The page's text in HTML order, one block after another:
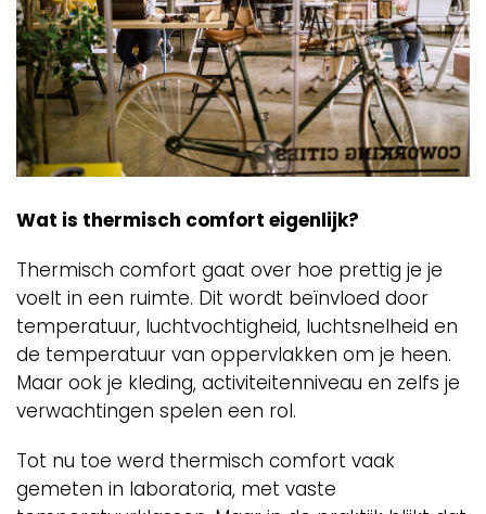
Wat is thermisch comfort eigenlijk?
Thermisch comfort gaat over hoe prettig je je
voelt in een ruimte. Dit wordt beïnvloed door
temperatuur, luchtvochtigheid, luchtsnelheid en
de temperatuur van oppervlakken om je heen.
Maar ook je kleding, activiteitenniveau en zelfs je
verwachtingen spelen een rol.
Tot nu toe werd thermisch comfort vaak
gemeten in laboratoria, met vaste